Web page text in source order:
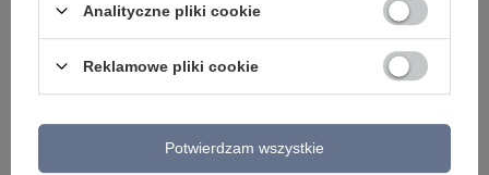
Analityczne pliki cookie
Reklamowe pliki cookie
Potwierdzam wszystkie